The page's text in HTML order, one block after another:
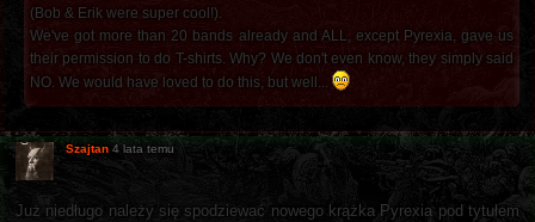
(Bob & Erik were super cool!).
We've got more than 20 bands already and ALL, except Pyrexia, gave us
their permission to do T-shirts. Why? We don't even know, they simply said
NO. We would have loved to do this, but well...
Szajtan 4 lata temu
Już niedługo należy się spodziewać nowego krążka Pyrexia pod tytułem